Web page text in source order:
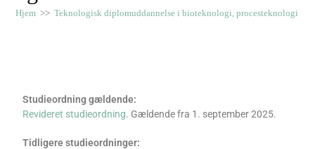
Hjem >> Teknologisk diplomuddannelse i bioteknologi, procesteknologi og
Studieordning gældende:
Revideret studieordning. Gældende fra 1. september 2025.
Tidligere studieordninger: